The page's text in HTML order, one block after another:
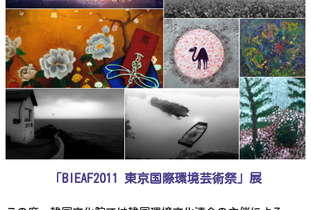
「BIEAF2011 東京国際環境芸術祭」展